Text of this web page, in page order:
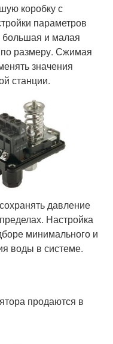
коробку с
параметров
большая и малая
размеру. Сжимая
значения
станции.
давление
Настройка
минимального и
воды в системе.
продаются в